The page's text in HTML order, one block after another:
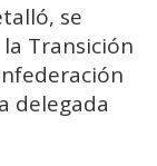
se
Transición
delegada